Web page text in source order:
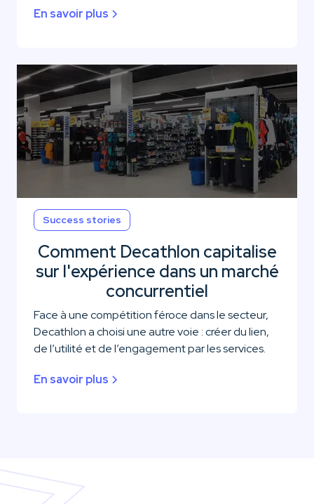
En savoir plus
Success stories
Comment Decathlon capitalise
sur l'expérience dans un marché
concurrentiel
Face à une compétition féroce dans le secteur,
Decathlon a choisi une autre voie : créer du lien,
de l’utilité et de l’engagement par les services.
En savoir plus